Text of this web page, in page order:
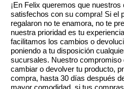
¡En Felix queremos que
satisfechos con su compra! Si el
regalaron no te enamora, no te
nuestra prioridad es tu
facilitamos los cambios o
poniendo a tu disposición
sucursales. Nuestro
cambiar o devolver tu producto,
compra, hasta 30 días después